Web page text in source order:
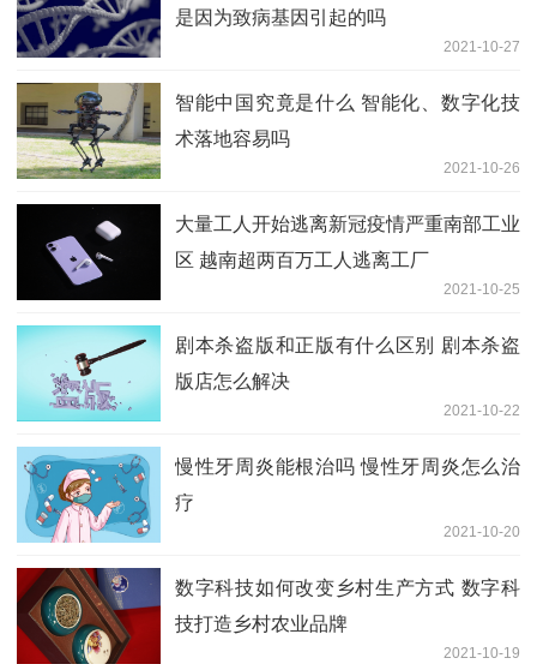
是因为致病基因引起的吗
2021-10-27
智能中国究竟是什么 智能化、数字化技
术落地容易吗
2021-10-26
大量工人开始逃离新冠疫情严重南部工业
区 越南超两百万工人逃离工厂
2021-10-25
剧本杀盗版和正版有什么区别 剧本杀盗
版店怎么解决
2021-10-22
慢性牙周炎能根治吗 慢性牙周炎怎么治
疗
2021-10-20
数字科技如何改变乡村生产方式 数字科
技打造乡村农业品牌
2021-10-19